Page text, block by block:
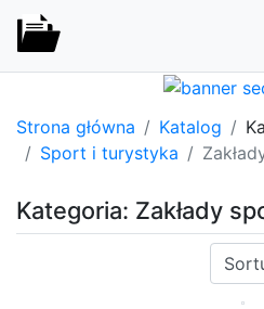
Strona główna Katalog
Sport i turystyka
Kategoria: Zakłady
Sortuj: